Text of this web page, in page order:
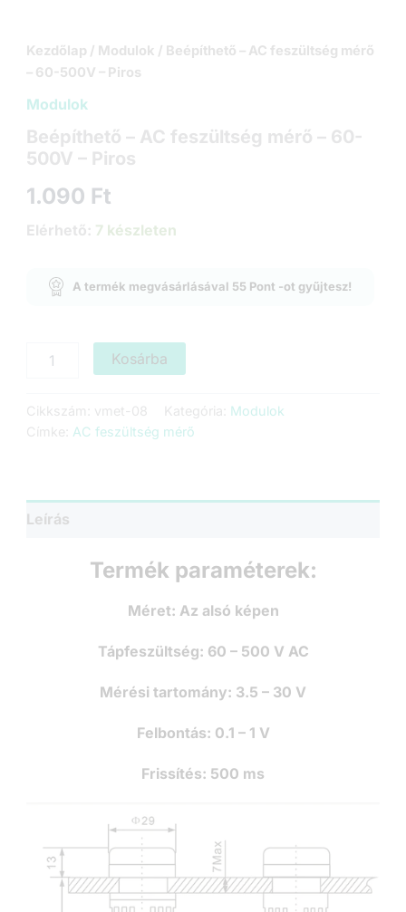
Kezdőlap / Modulok / Beépíthető – AC feszültség mérő
– 60-500V – Piros
Modulok
Beépíthető – AC feszültség mérő – 60-
500V – Piros
1.090 Ft
Elérhető: 7 készleten
A termék megvásárlásával 55 Pont -ot gyűjtesz!
feszültség
-
Piros
Kosárba
Cikkszám: vmet-08 Kategória: Modulok
Címke: AC feszültség mérő
Leírás
Termék paraméterek:
Méret: Az alsó képen
Tápfeszültség: 60 – 500 V AC
Mérési tartomány: 3.5 – 30 V
Felbontás: 0.1 – 1 V
Frissítés: 500 ms